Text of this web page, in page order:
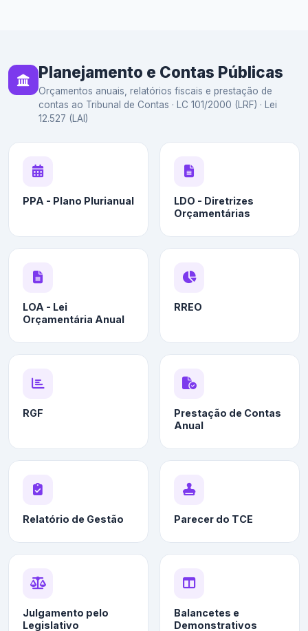
Planejamento e Contas Públicas
Orçamentos anuais, relatórios fiscais e prestação de
contas ao Tribunal de Contas · LC 101/2000 (LRF) · Lei
12.527 (LAI)
PPA - Plano Plurianual
LDO - Diretrizes
Orçamentárias
LOA - Lei
Orçamentária Anual
RREO
RGF
Prestação de Contas
Anual
Relatório de Gestão Parecer do TCE
Julgamento pelo
Legislativo
Balancetes e
Demonstrativos